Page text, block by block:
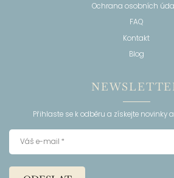
Ochrana osobních
FAQ
Kontakt
Blog
Přihlaste se k odběru a získejte novinky